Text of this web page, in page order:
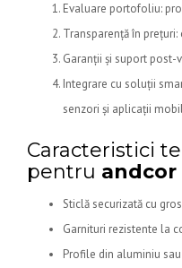
Evaluare portofoliu:
Transparență în
Garanții și suport post-
Integrare cu soluții
senzori și aplicații
Caracteristici
pentru andcor
Sticlă securizată cu
Garnituri rezistente la
Profile din aluminiu